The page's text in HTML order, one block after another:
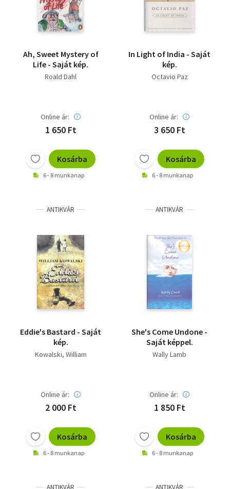
Ah, Sweet Mystery of
Life - Saját kép.
Roald Dahl
Online ár:
1 650 Ft
Kosárba
6 - 8 munkanap
In Light of India - Saját
kép.
Octavio Paz
Online ár:
3 650 Ft
Kosárba
6 - 8 munkanap
ANTIKVÁR
Eddie's Bastard - Saját
kép.
Kowalski, William
Online ár:
2 000 Ft
Kosárba
6 - 8 munkanap
ANTIKVÁR
She's Come Undone -
Saját képpel.
Wally Lamb
Online ár:
1 850 Ft
Kosárba
6 - 8 munkanap
ANTIKVÁR ANTIKVÁR